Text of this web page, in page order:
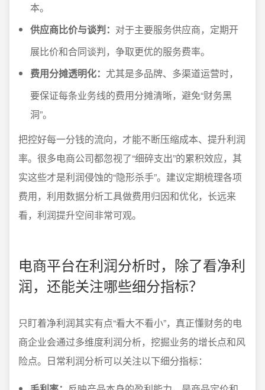
本。
供应商比价与谈判： 对于主要服务供应商，定期开
展比价和合同谈判，争取更优的服务费率。
费用分摊透明化： 尤其是多品牌、多渠道运营时，
要保证每条业务线的费用分摊清晰，避免“财务黑
洞”。
把控好每一分钱的流向，才能不断压缩成本、提升利润
率。很多电商公司都忽视了“细碎支出”的累积效应，其
实这些才是利润侵蚀的“隐形杀手”。建议定期梳理各项
费用，利用数据分析工具做费用归因和优化，长远来
看，利润提升空间非常可观。
电商平台在利润分析时，除了看净利
润，还能关注哪些细分指标？
只盯着净利润其实有点“看大不看小”，真正懂财务的电
商企业会通过多维度利润分析，挖掘业务的增长点和风
险点。日常利润分析可以关注以下细分指标：